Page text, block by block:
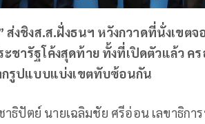
ส่งชิงส.ส.ฝั่งธนฯ หวังกวาดที่นั่งเขต
ชารัฐโค้งสุดท้าย ทั้งที่เปิดตัวแล้ว ค
กรูปแบบแบ่งเขตทับซ้อนกัน
ธิปัตย์ นายเฉลิมชัย ศรีอ่อน เลขาธิก